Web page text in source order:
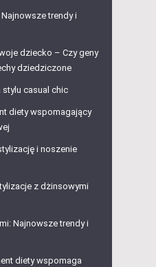
trendy i
dziecko – Czy geny
dziedziczone
casual chic
diety wspomagający
i noszenie
z dżinsowymi
Najnowsze trendy i
diety wspomaga